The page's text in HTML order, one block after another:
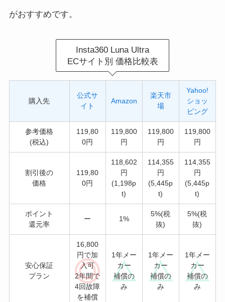
がおすすめです。
Insta360 Luna Ultra
ECサイト別 価格比較表
購入先
公式サ
イト
Amazon
楽天市
場
Yahoo!
ショッ
ピング
参考価格
(税込)
119,80
0円
119,800
円
119,800
円
119,800
円
割引後の
価格
119,80
0円
118,602
円
(1,198p
t)
114,355
円
(5,445p
t)
114,355
円
(5,445p
t)
ポイント
還元率
ー 1%
5%(税
抜)
5%(税
抜)
安心保証
プラン
16,800
円で加
入可
2年間で
4回故障
を補償
1年メー
カー
補償の
み
1年メー
カー
補償の
み
1年メー
カー
補償の
み